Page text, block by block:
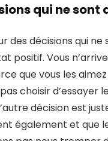
qui ne sont
des décisions qui
positif. Vous
que vous les
choisir
décision est
également et que